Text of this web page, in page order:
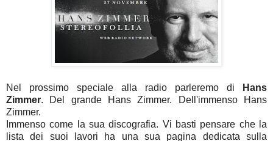
Nel prossimo speciale alla radio parleremo di
Hans
Zimmer. Del grande Hans Zimmer. Dell'immenso Hans
Zimmer.
Immenso come la sua discografia. Vi basti pensare che la
lista dei suoi lavori ha una sua pagina dedicata sulla